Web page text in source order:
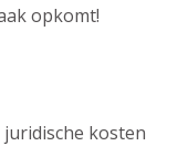
opkomt!
juridische kosten